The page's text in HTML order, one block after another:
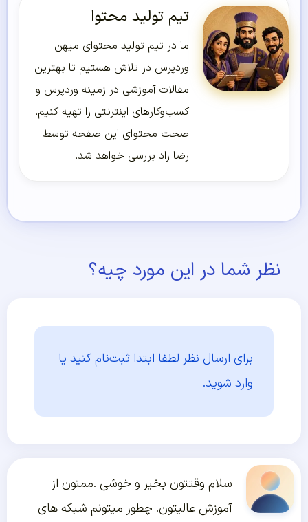
تیم تولید محتوا
ما در تیم تولید محتوای میهن
وردپرس در تلاش هستیم تا بهترین
مقالات آموزشی در زمینه وردپرس و
کسب‌و‌کارهای اینترنتی را تهیه کنیم.
صحت محتوای این صفحه توسط
رضا راد بررسی خواهد شد.
نظر شما در این مورد چیه؟
برای ارسال نظر لطفا ابتدا ثبت‌نام کنید یا
وارد شوید.
سلام وقتتون بخیر و خوشی .ممنون از
آموزش عالیتون. چطور میتونم شبکه های